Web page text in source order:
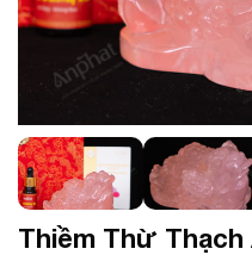
Thiềm Thừ Thạch